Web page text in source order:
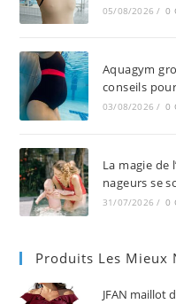
05/08/2026 / 0
Aquagym
conseils
03/08/2026 / 0
La magie de
nageurs se
31/07/2026 / 0
Produits Les Mieux
JFAN maillot